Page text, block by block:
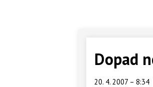
Dopad
20. 4. 2007 – 8:34